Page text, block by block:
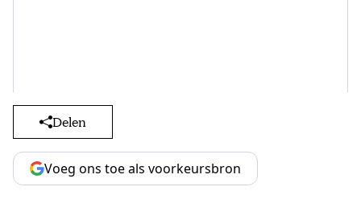
Delen
Voeg ons toe als voorkeursbron